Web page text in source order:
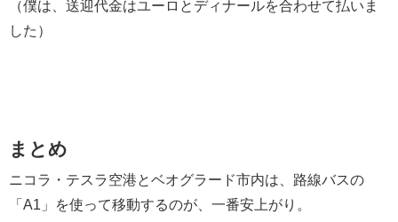
（僕は、送迎代金はユーロとディナールを合わせて払いま
した）
まとめ
ニコラ・テスラ空港とベオグラード市内は、路線バスの
「A1」を使って移動するのが、一番安上がり。